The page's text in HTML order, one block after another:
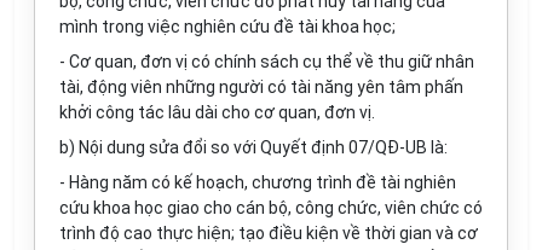
mình trong việc nghiên cứu đề tài khoa học;
- Cơ quan, đơn vị có chính sách cụ thể về thu giữ nhân
tài, động viên những người có tài năng yên tâm phấn
khởi công tác lâu dài cho cơ quan, đơn vị.
b) Nội dung sửa đổi so với Quyết định 07/QĐ-UB là:
- Hàng năm có kế hoạch, chương trình đề tài nghiên
cứu khoa học giao cho cán bộ, công chức, viên chức có
trình độ cao thực hiện; tạo điều kiện về thời gian và cơ